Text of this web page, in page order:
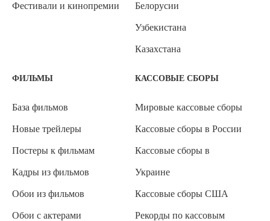
Фестивали и кинопремии Белорусии
Узбекистана
Казахстана
ФИЛЬМЫ
База фильмов
Новые трейлеры
Постеры к фильмам
Кадры из фильмов
Обои из фильмов
Обои с актерами
КАССОВЫЕ СБОРЫ
Мировые кассовые сборы
Кассовые сборы в России
Кассовые сборы в
Украине
Кассовые сборы США
Рекорды по кассовым